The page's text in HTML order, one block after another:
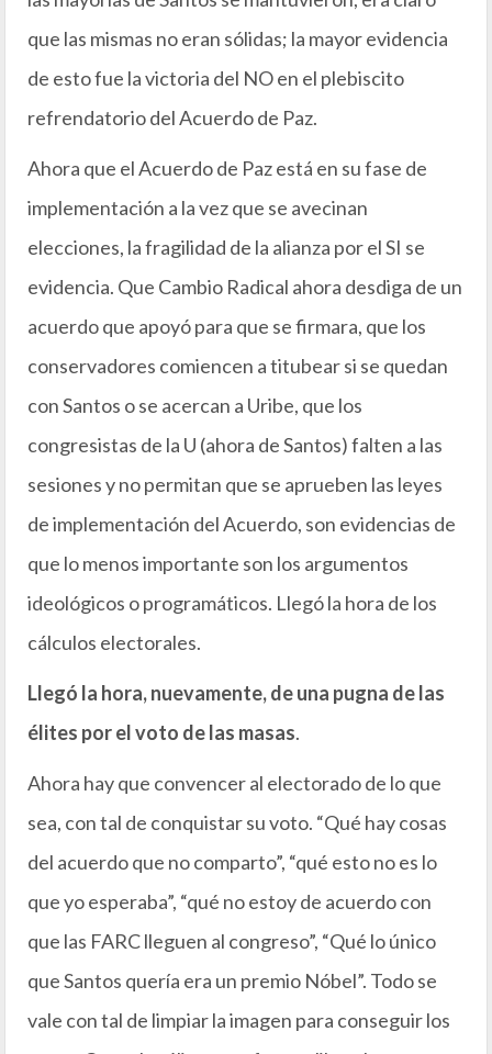
que las mismas no eran sólidas; la mayor evidencia
de esto fue la victoria del NO en el plebiscito
refrendatorio del Acuerdo de Paz.
Ahora que el Acuerdo de Paz está en su fase de
implementación a la vez que se avecinan
elecciones, la fragilidad de la alianza por el SI se
evidencia. Que Cambio Radical ahora desdiga de un
acuerdo que apoyó para que se firmara, que los
conservadores comiencen a titubear si se quedan
con Santos o se acercan a Uribe, que los
congresistas de la U (ahora de Santos) falten a las
sesiones y no permitan que se aprueben las leyes
de implementación del Acuerdo, son evidencias de
que lo menos importante son los argumentos
ideológicos o programáticos. Llegó la hora de los
cálculos electorales.
Llegó la hora, nuevamente, de una pugna de las
élites por el voto de las masas.
Ahora hay que convencer al electorado de lo que
sea, con tal de conquistar su voto. “Qué hay cosas
del acuerdo que no comparto”, “qué esto no es lo
que yo esperaba”, “qué no estoy de acuerdo con
que las FARC lleguen al congreso”, “Qué lo único
que Santos quería era un premio Nóbel”. Todo se
vale con tal de limpiar la imagen para conseguir los